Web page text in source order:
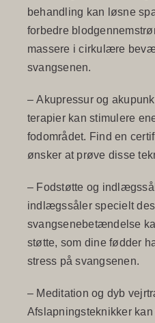
behandling kan løsne
forbedre
massere i cirkulære
svangsenen.
–Akupressur og
terapier kan stimulere
fodområdet. Find en
ønsker at prøve disse
– Fodstøtte og
indlægssåler specielt
svangsenebetændelse
støtte, som dine fødder
stress på svangsenen.
– Meditation og dyb
Afslapningsteknikker